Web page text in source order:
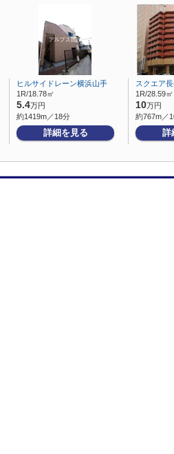
ヒルサイドレーン横浜山手
1R/18.78㎡
5.4万円
約1419m／18分
詳細を見る
スクエア
1R/28.59㎡
10万円
約767m／
詳